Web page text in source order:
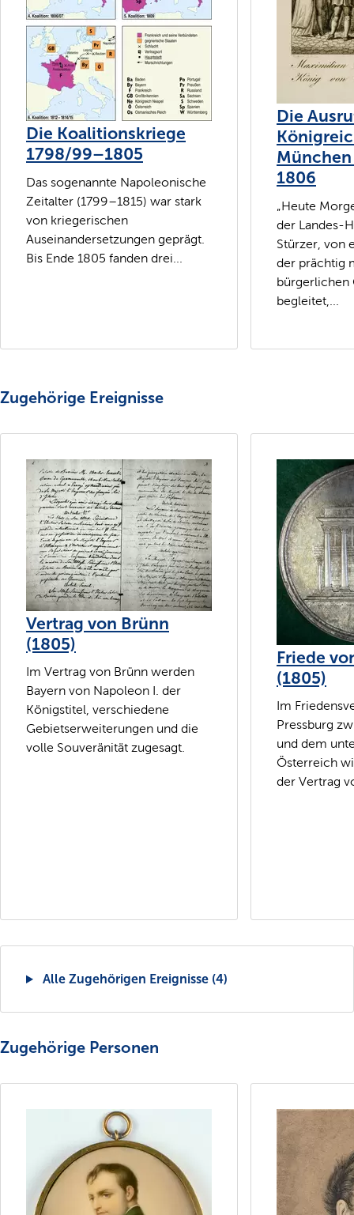
Die Koalitionskriege
1798/99–1805
Das sogenannte Napoleonische
Zeitalter (1799–1815) war stark
von kriegerischen
Auseinandersetzungen geprägt.
Bis Ende 1805 fanden drei...
Die
München
1806
„Heute
der Landes-
Stürzer, von
der prächtig
bürgerlichen
begleitet,...
Zugehörige Ereignisse
Vertrag von Brünn
(1805)
Im Vertrag von Brünn werden
Bayern von Napoleon I. der
Königstitel, verschiedene
Gebietserweiterungen und die
volle Souveränität zugesagt.
Friede
(1805)
Im
Pressburg
und dem
Österreich
der Vertrag
Alle Zugehörigen Ereignisse (4)
Zugehörige Personen